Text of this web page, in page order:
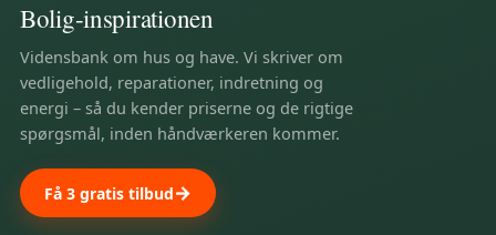
Bolig-inspirationen
Vidensbank om hus og have. Vi skriver om
vedligehold, reparationer, indretning og
energi – så du kender priserne og de rigtige
spørgsmål, inden håndværkeren kommer.
Få 3 gratis tilbud